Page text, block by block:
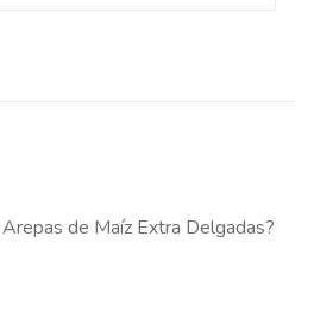
de Maíz Extra Delgadas?